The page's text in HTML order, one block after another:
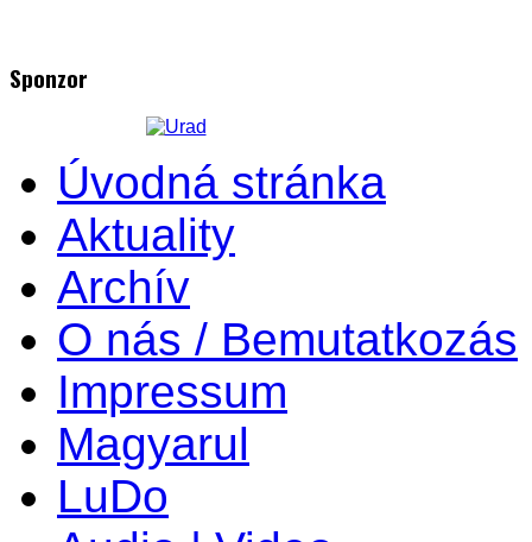
Sponzor
Úvodná stránka
Aktuality
Archív
O nás / Bemutatkozás
Impressum
Magyarul
LuDo